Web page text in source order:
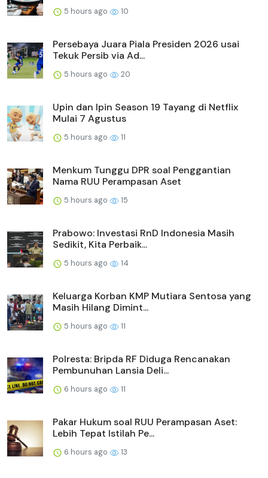
5 hours ago 10
Persebaya Juara Piala Presiden 2026 usai
Tekuk Persib via Ad...
5 hours ago 20
Upin dan Ipin Season 19 Tayang di Netflix
Mulai 7 Agustus
5 hours ago 11
Menkum Tunggu DPR soal Penggantian
Nama RUU Perampasan Aset
5 hours ago 15
Prabowo: Investasi RnD Indonesia Masih
Sedikit, Kita Perbaik...
5 hours ago 14
Keluarga Korban KMP Mutiara Sentosa yang
Masih Hilang Dimint...
5 hours ago 11
Polresta: Bripda RF Diduga Rencanakan
Pembunuhan Lansia Deli...
6 hours ago 11
Pakar Hukum soal RUU Perampasan Aset:
Lebih Tepat Istilah Pe...
6 hours ago 13